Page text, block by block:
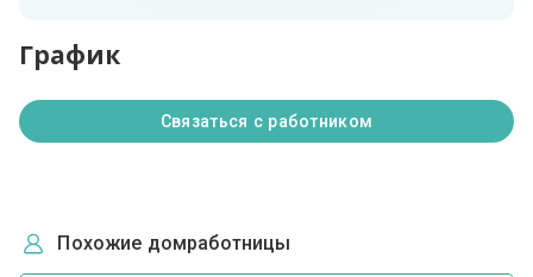
График
Связаться с работником
Похожие домработницы